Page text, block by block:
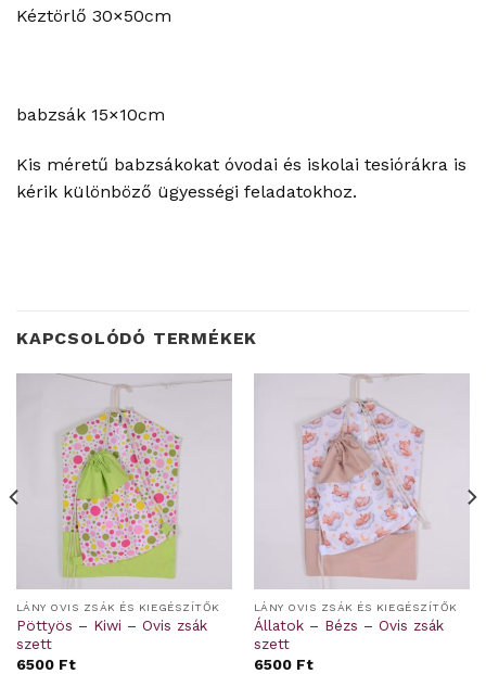
Kéztörlő 30×50cm
babzsák 15×10cm
Kis méretű babzsákokat óvodai és iskolai tesiórákra is
kérik különböző ügyességi feladatokhoz.
KAPCSOLÓDÓ TERMÉKEK
LÁNY OVIS ZSÁK ÉS KIEGÉSZÍTŐK
Pöttyös – Kiwi – Ovis zsák
szett
6500 Ft
LÁNY OVIS ZSÁK ÉS KIEGÉSZÍTŐK
Állatok – Bézs – Ovis zsák
szett
6500 Ft